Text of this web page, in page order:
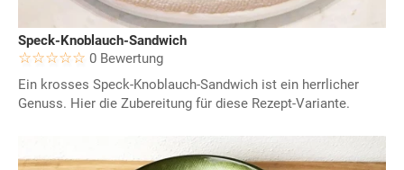
Speck-Knoblauch-Sandwich
0 Bewertung
Ein krosses Speck-Knoblauch-Sandwich ist ein herrlicher
Genuss. Hier die Zubereitung für diese Rezept-Variante.